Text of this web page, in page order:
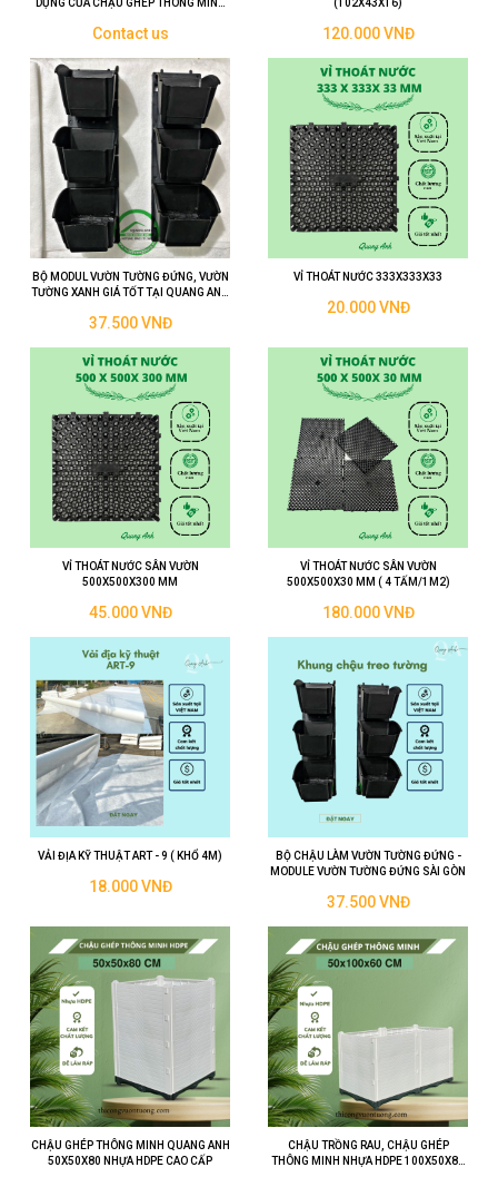
Contact us 120.000 VNĐ
BỘ MODUL VƯỜN TƯỜNG ĐỨNG, VƯỜN
TƯỜNG XANH GIÁ TỐT TẠI QUANG ANH
37.500 VNĐ
VỈ THOÁT NƯỚC 333X333X33
20.000 VNĐ
VỈ THOÁT NƯỚC SÂN VƯỜN
500X500X300 MM
45.000 VNĐ
VỈ THOÁT NƯỚC SÂN VƯỜN
500X500X30 MM ( 4 TẤM/1M2)
180.000 VNĐ
VẢI ĐỊA KỸ THUẬT ART - 9 ( KHỔ 4M)
18.000 VNĐ
BỘ CHẬU LÀM VƯỜN TƯỜNG ĐỨNG -
MODULE VƯỜN TƯỜNG ĐỨNG SÀI GÒN
37.500 VNĐ
CHẬU GHÉP THÔNG MINH QUANG ANH
50X50X80 NHỰA HDPE CAO CẤP
CHẬU TRỒNG RAU, CHẬU GHÉP
THÔNG MINH NHỰA HDPE 100X50X80